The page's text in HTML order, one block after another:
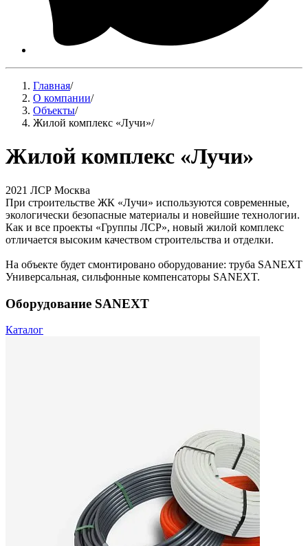
Главная/
О компании/
Объекты/
Жилой комплекс «Лучи»/
Жилой комплекс «Лучи»
2021 ЛСР Москва
При строительстве ЖК «Лучи» используются современные,
экологически безопасные материалы и новейшие технологии.
Как и все проекты «Группы ЛСР», новый жилой комплекс
отличается высоким качеством строительства и отделки.
На объекте будет смонтировано оборудование: труба SANEXT
Универсальная, сильфонные компенсаторы SANEXT.
Оборудование SANEXT
Каталог